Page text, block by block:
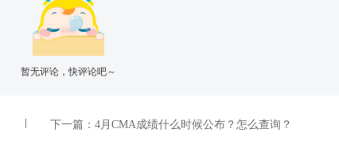
暂无评论，快评论吧～
下一篇： 4月CMA成绩什么时候公布？怎么查询？